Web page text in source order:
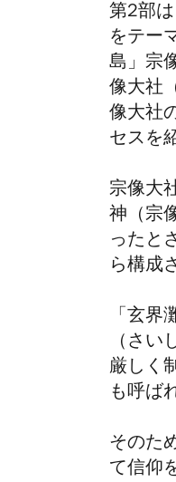
第2部
をテー
島」宗
像大社
像大社
セスを
宗像大
神（宗
ったと
ら構成
「玄界
（さい
厳しく
も呼ば
そのた
て信仰